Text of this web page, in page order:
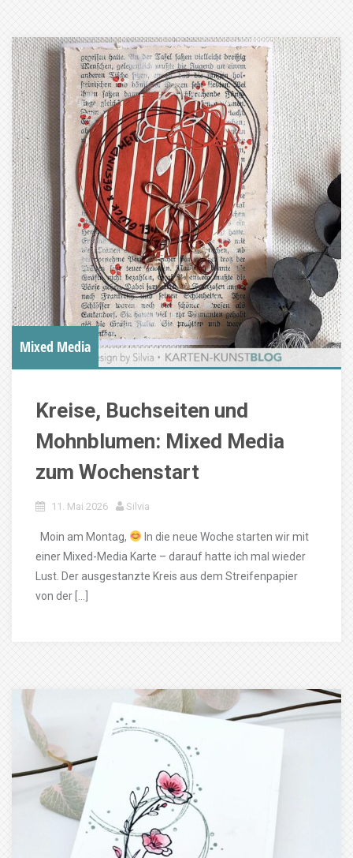
Mixed Media
Kreise, Buchseiten und
Mohnblumen: Mixed Media
zum Wochenstart
11. Mai 2026 Silvia
Moin am Montag,
In die neue Woche starten wir mit
einer Mixed-Media Karte – darauf hatte ich mal wieder
Lust. Der ausgestanzte Kreis aus dem Streifenpapier
von der […]